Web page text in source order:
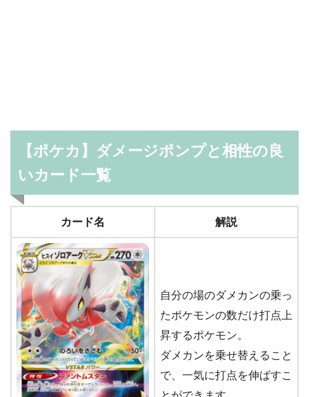
【ポケカ】ダメージポンプと相性の良
いカード一覧
カード名 解説
自分の場のダメカンの乗っ
たポケモンの数だけ打点上
昇するポケモン。
ダメカンを乗せ替えること
で、一気に打点を伸ばすこ